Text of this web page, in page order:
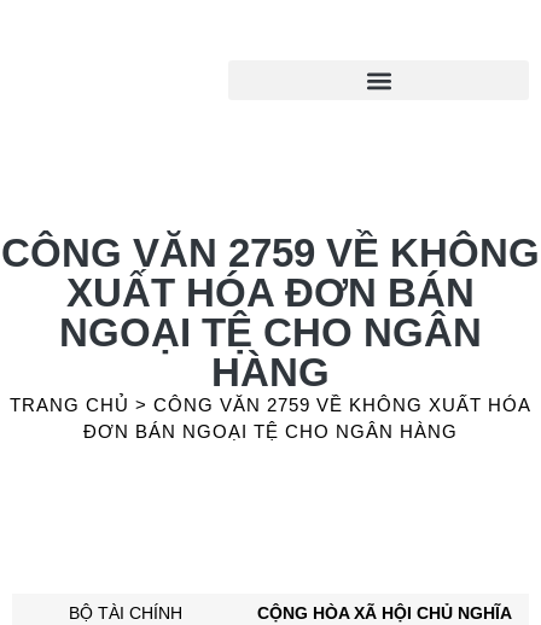
CÔNG VĂN 2759 VỀ KHÔNG
XUẤT HÓA ĐƠN BÁN
NGOẠI TỆ CHO NGÂN
HÀNG
TRANG CHỦ > CÔNG VĂN 2759 VỀ KHÔNG XUẤT HÓA
ĐƠN BÁN NGOẠI TỆ CHO NGÂN HÀNG
BỘ TÀI CHÍNH
CỘNG HÒA XÃ HỘI CHỦ NGHĨA